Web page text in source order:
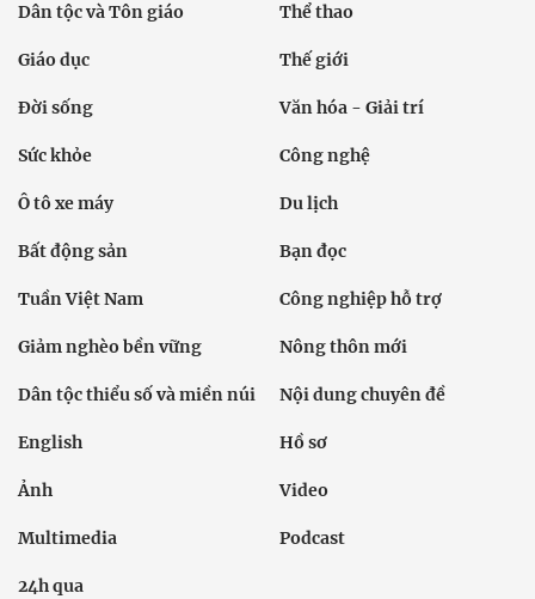
Dân tộc và Tôn giáo Thể thao
Giáo dục Thế giới
Đời sống Văn hóa - Giải trí
Sức khỏe Công nghệ
Ô tô xe máy Du lịch
Bất động sản Bạn đọc
Tuần Việt Nam Công nghiệp hỗ trợ
Giảm nghèo bền vững Nông thôn mới
Dân tộc thiểu số và miền núi Nội dung chuyên đề
English Hồ sơ
Ảnh Video
Multimedia Podcast
24h qua